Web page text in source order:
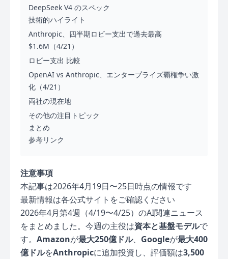
DeepSeek V4 のスペック
技術的ハイライト
Anthropic、四半期ロビー支出で過去最高
$1.6M（4/21）
ロビー支出 比較
OpenAI vs Anthropic、エンタープライズ覇権争い激
化（4/21）
両社の現在地
その他の注目トピック
まとめ
参考リンク
注意事項
本記事は2026年4月19日〜25日時点の情報です
最新情報は各公式サイトをご確認ください
2026年4月第4週（4/19〜4/25）のAI関連ニュース
をまとめました。今週の主役は資本と基盤モデルで
す。 Amazonが最大250億ドル、 Googleが最大400
億ドルをAnthropicに追加投資し、評価額は3,500